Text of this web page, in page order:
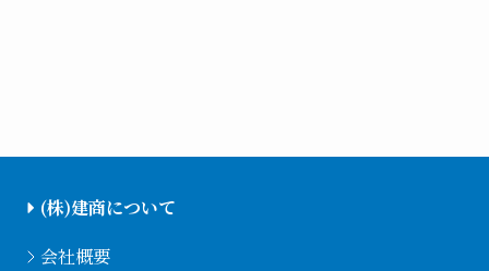
(株)建商について
会社概要